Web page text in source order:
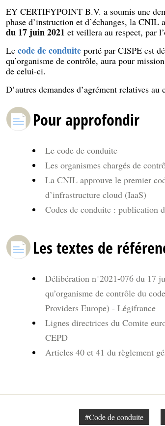
EY CERTIFYPOINT B.V. a soumis une
phase d’instruction et d’échanges, la CNIL
du 17 juin 2021 et veillera au respect, par
Le code de conduiteporté par CISPE est
qu’organisme de contrôle, aura pour
de celui-ci.
D’autres demandes d’agrément relatives
Pour approfondir
Le code de conduite
Les organismes chargés de
La CNIL approuve le premier
d’infrastructure cloud (IaaS)
Codes de conduite : publication
Les textes de
Délibération n°2021-076 du 17
qu’organisme de contrôle du
Providers Europe) - Légifrance
Lignes directrices du Comite
CEPD
Articles 40 et 41 du règlement
#Code de conduite